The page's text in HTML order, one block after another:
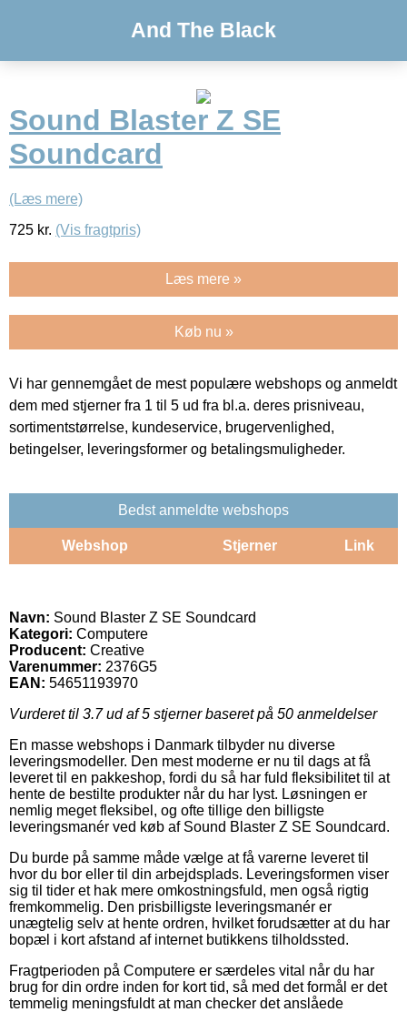
And The Black
Sound Blaster Z SE
Soundcard
(Læs mere)
725 kr. (Vis fragtpris)
Læs mere »
Køb nu »
Vi har gennemgået de mest populære webshops og anmeldt
dem med stjerner fra 1 til 5 ud fra bl.a. deres prisniveau,
sortimentstørrelse, kundeservice, brugervenlighed,
betingelser, leveringsformer og betalingsmuligheder.
Bedst anmeldte webshops
Webshop Stjerner Link
Navn: Sound Blaster Z SE Soundcard
Kategori: Computere
Producent: Creative
Varenummer: 2376G5
EAN: 54651193970
Vurderet til 3.7ud af 5 stjerner baseret på 50 anmeldelser
En masse webshops i Danmark tilbyder nu diverse
leveringsmodeller. Den mest moderne er nu til dags at få
leveret til en pakkeshop, fordi du så har fuld fleksibilitet til at
hente de bestilte produkter når du har lyst. Løsningen er
nemlig meget fleksibel, og ofte tillige den billigste
leveringsmanér ved køb af Sound Blaster Z SE Soundcard.
Du burde på samme måde vælge at få varerne leveret til
hvor du bor eller til din arbejdsplads. Leveringsformen viser
sig til tider et hak mere omkostningsfuld, men også rigtig
fremkommelig. Den prisbilligste leveringsmanér er
unægtelig selv at hente ordren, hvilket forudsætter at du har
bopæl i kort afstand af internet butikkens tilholdssted.
Fragtperioden på Computere er særdeles vital når du har
brug for din ordre inden for kort tid, så med det formål er det
temmelig meningsfuldt at man checker det anslåede